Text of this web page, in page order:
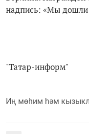
надпись: «Мы дошли
"Татар-информ"
Иң мөһим һәм